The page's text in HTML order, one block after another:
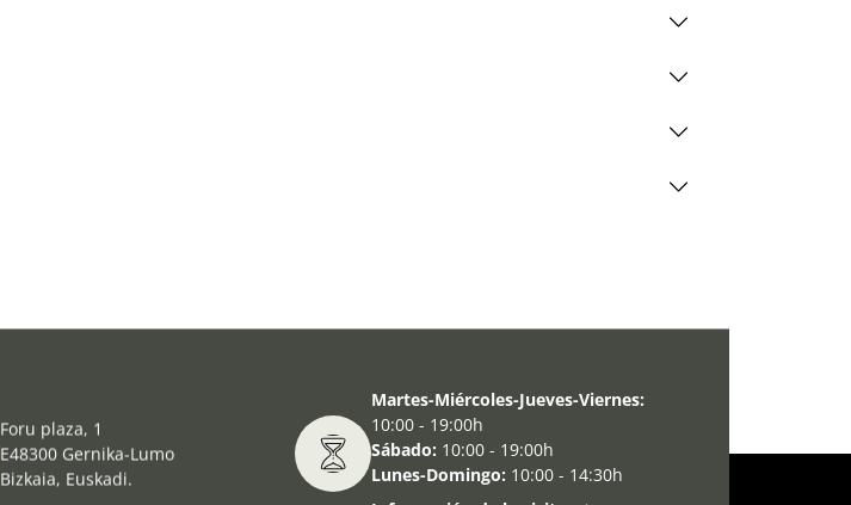
Foru plaza, 1
E48300 Gernika-Lumo
Bizkaia, Euskadi.
Martes-Miércoles-Jueves-Viernes:
10:00 - 19:00h
Sábado: 10:00 - 19:00h
Lunes-Domingo: 10:00 - 14:30h